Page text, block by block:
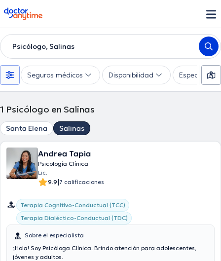
doctoranytime
Psicólogo, Salinas
Seguros médicos Disponibilidad
1 Psicólogo en Salinas
Santa Elena Salinas
Andrea Tapia
Psicología Clínica
Lic.
9.9|7 calificaciones
Terapia Cognitivo-Conductual (TCC)
Terapia Dialéctico-Conductual (TDC)
Sobre el especialista
¡Hola! Soy Psicóloga Clínica. Brindo atención para adolescentes,
jóvenes y adultos.